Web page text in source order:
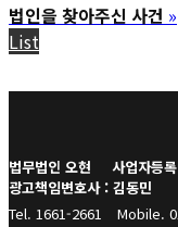
법인을 찾아주신 사건 »
List
법무법인 오현 사업자등
광고책임변호사 : 김동민
Tel. 1661-2661
Mobile.